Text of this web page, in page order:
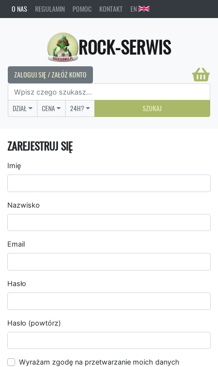
O NAS REGULAMIN POMOC KONTAKT EN
ROCK-SERWIS
ZALOGUJ SIĘ / ZAŁÓŻ KONTO
DZIAŁ CENA 24H? SZUKAJ
ZAREJESTRUJ SIĘ
Imię
Nazwisko
Email
Hasło
Hasło (powtórz)
Wyrażam zgodę na przetwarzanie moich danych